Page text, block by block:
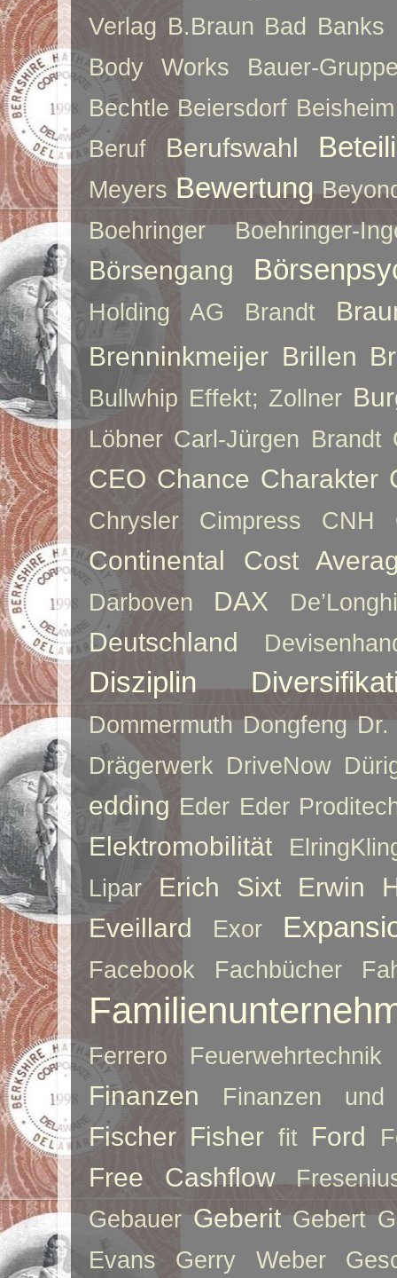
Verlag B.Braun Bad Banks
Body Works
Bauer-
Bechtle Beiersdorf Beisheim
Beruf
Berufswahl
Meyers Bewertung
Boehringer
Boehringer-
Börsengang
Holding AG Brandt
Brenninkmeijer Brillen
Bullwhip Effekt; Zollner
Löbner Carl-Jürgen Brandt
CEO Chance Charakter
Chrysler Cimpress CNH
Continental Cost
Darboven DAX De’Longhi
Deutschland
Disziplin
Dommermuth Dongfeng Dr.
Drägerwerk DriveNow
edding Eder Eder
Elektromobilität
Lipar
Erich Sixt
Erwin
Eveillard
Exor
Facebook Fachbücher
Ferrero Feuerwehrtechnik
Finanzen Finanzen und
Fischer Fisher fit Ford
Free Cashflow
Gebauer Geberit Gebert
Evans
Gerry Weber